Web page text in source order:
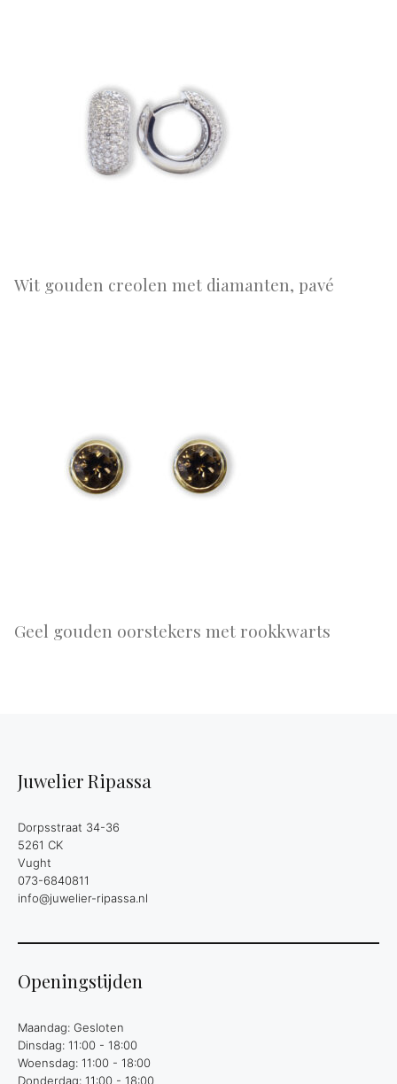
Wit gouden creolen met diamanten, pavé
Geel gouden oorstekers met rookkwarts
Juwelier Ripassa
Dorpsstraat 34-36
5261 CK
Vught
073-6840811
info@juwelier-ripassa.nl
Openingstijden
Maandag: Gesloten
Dinsdag: 11:00 - 18:00
Woensdag: 11:00 - 18:00
Donderdag: 11:00 - 18:00